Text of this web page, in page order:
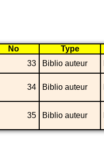
No Type
33
Biblio auteur
34 Biblio auteur
35 Biblio auteur